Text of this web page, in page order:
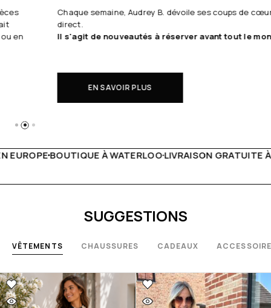
Chaque semaine, Audrey B. dévoile ses coups de cœur en
Il s'agit de nouveautés à réserver avant tout le monde.
EN SAVOIR PLUS
LIVRAISON GRATUITE À PARTIR DE 150€LIVE
SUGGESTIONS
VÊTEMENTS CHAUSSURES CADEAUX